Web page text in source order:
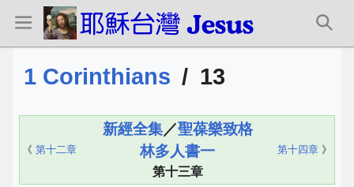
1 Corinthians / 13
《 第十二章
新經全集／聖葆樂致格
林多人書一
第十三章
第十四章 》